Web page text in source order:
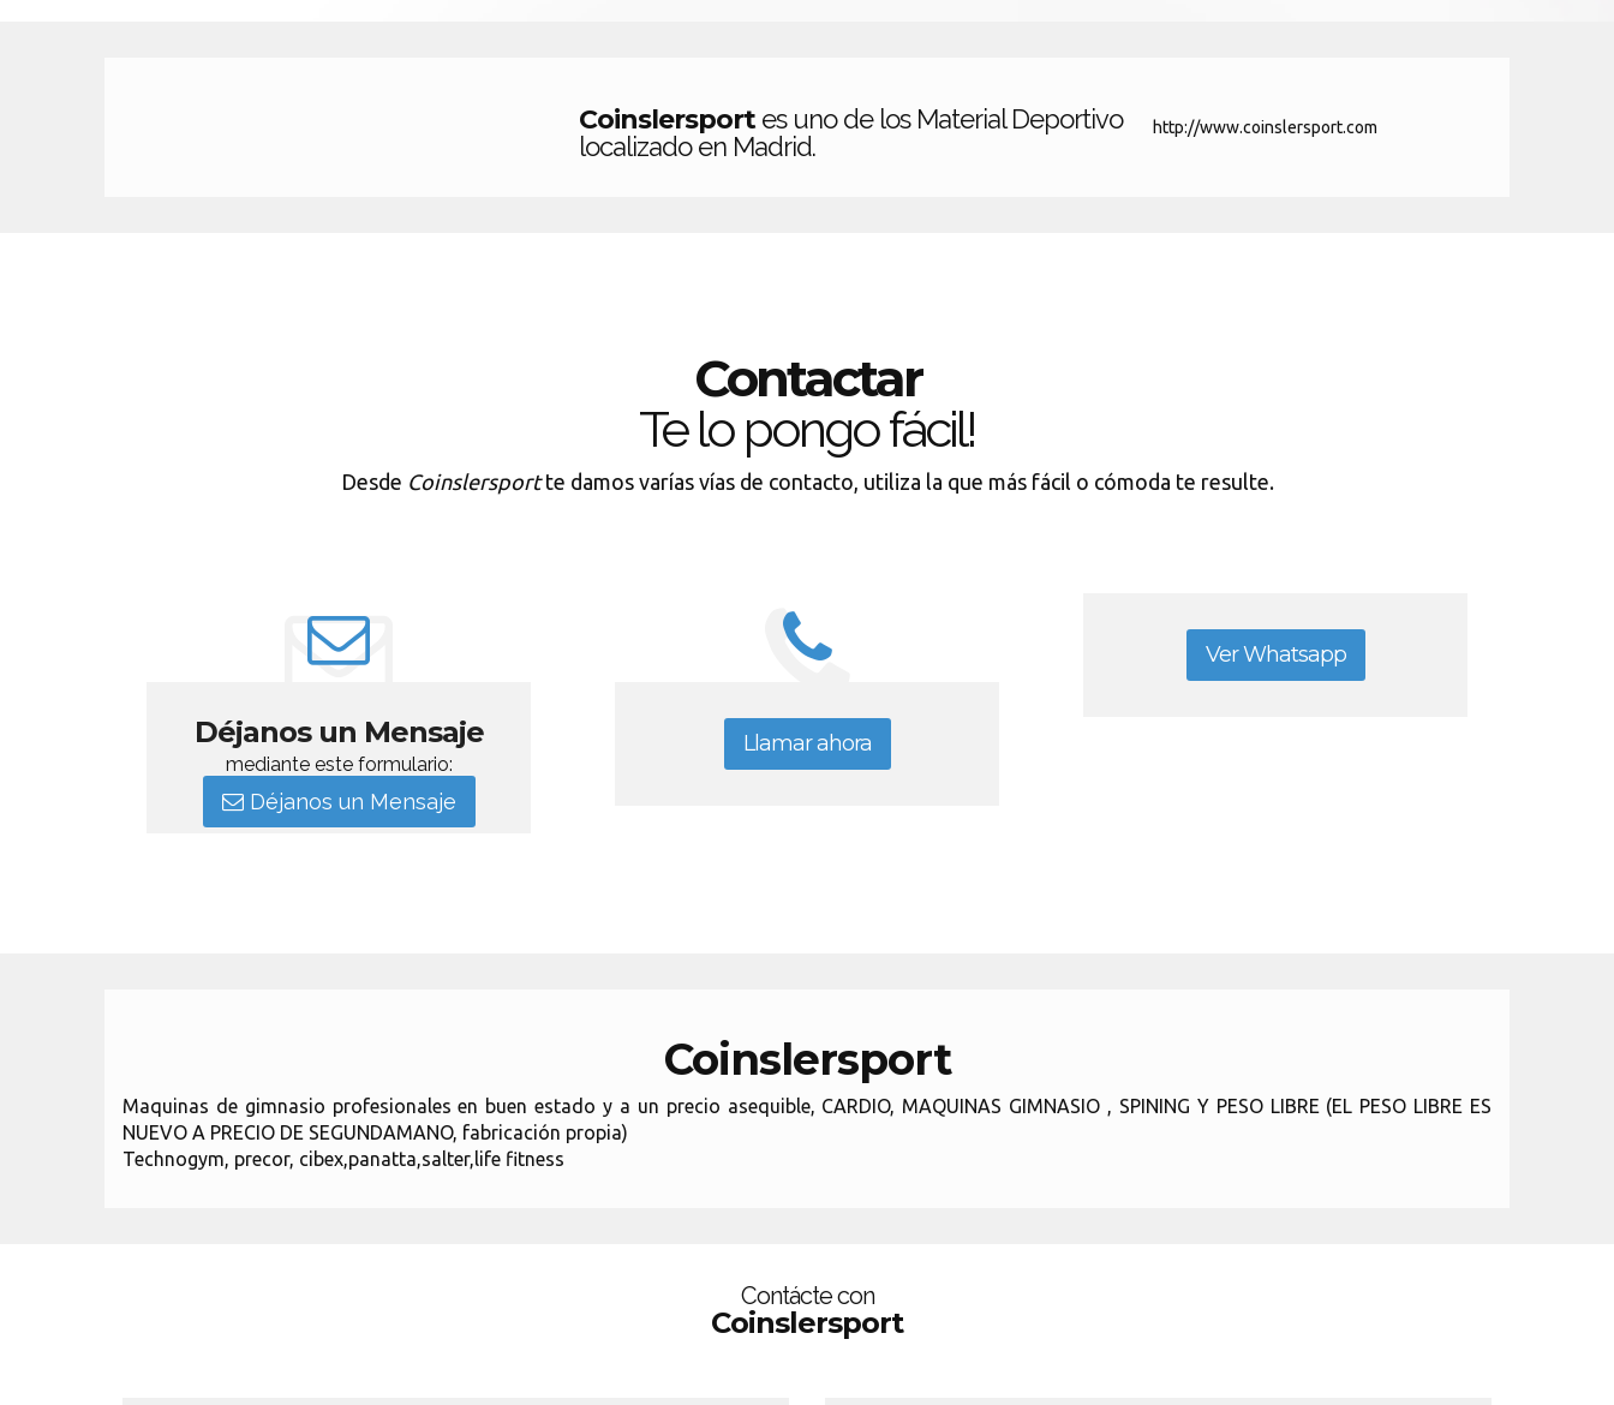
Coinslersport es uno de los Material Deportivo
localizado en Madrid.
http://www.coinslersport.com
Contactar
Te lo pongo fácil!
Desde Coinslersportte damos varías vías de contacto, utiliza la que más fácil o cómoda te resulte.
Déjanos un Mensaje
mediante este formulario:
Déjanos un Mensaje
Llamar ahora
Ver Whatsapp
Coinslersport
Maquinas de gimnasio profesionales en buen estado y a un precio asequible, CARDIO, MAQUINAS GIMNASIO , SPINING Y PESO LIBRE (EL PESO LIBRE ES
NUEVO A PRECIO DE SEGUNDAMANO, fabricación propia)
Technogym, precor, cibex,panatta,salter,life fitness
Contácte con
Coinslersport